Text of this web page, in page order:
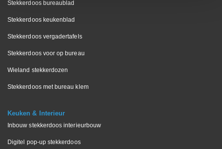
Stekkerdoos bureaublad
Stekkerdoos keukenblad
Stekkerdoos vergadertafels
Stekkerdoos voor op bureau
Wieland stekkerdozen
Stekkerdoos met bureau klem
Keuken & Interieur
Inbouw stekkerdoos interieurbouw
Digitel pop-up stekkerdoos